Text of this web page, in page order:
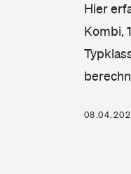
Hier
Kombi,